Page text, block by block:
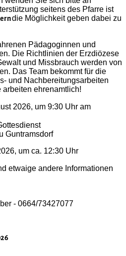
seitens des Pfarre ist
die Möglichkeit geben dabei zu
Pädagoginnen und
Die Richtlinien der Erzdiözese
und Missbrauch werden von
Das Team bekommt für die
und Nachbereitungsarbeiten
arbeiten ehrenamtlich!
2026, um 9:30 Uhr am
Guntramsdorf
um ca. 12:30 Uhr
etwaige andere Informationen
- 0664/73427077